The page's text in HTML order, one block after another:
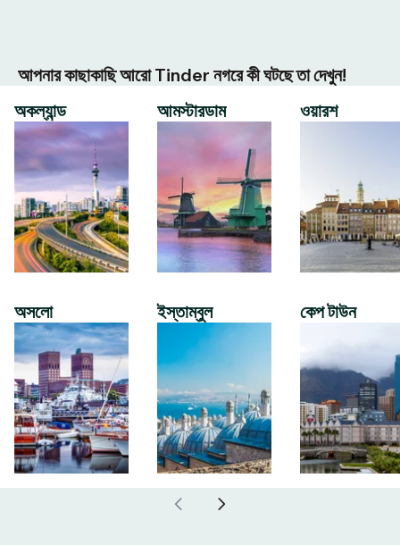
আপনার কাছাকাছি আরো Tinder নগরে কী ঘটছে তা দেখুন!
অকল্যান্ড
অসলো
আমস্টারডাম
ইস্তাম্বুল
ওয়ারশ
কেপ টাউন